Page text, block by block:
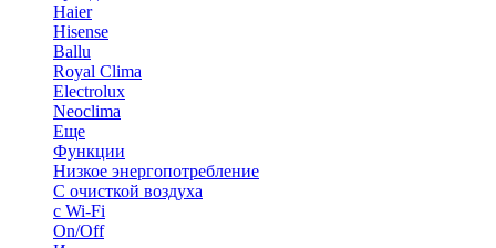
Haier
Hisense
Ballu
Royal Clima
Electrolux
Neoclima
Еще
Функции
Низкое энергопотребление
С очисткой воздуха
с Wi-Fi
On/Off